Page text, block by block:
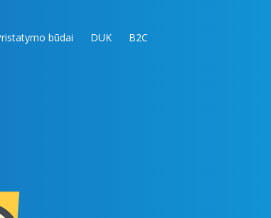
būdai DUK B2C